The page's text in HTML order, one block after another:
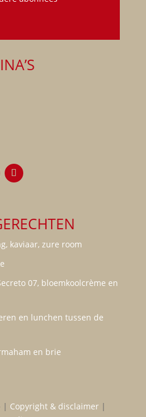
kaviaar, zure room
07, bloemkoolcrème en
en lunchen tussen de
en brie
| Copyright & disclaimer|